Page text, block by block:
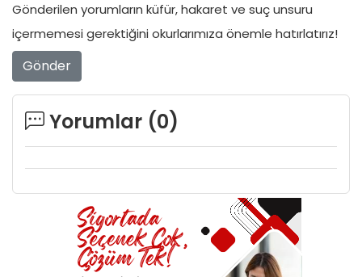
Gönderilen yorumların küfür, hakaret ve suç unsuru
içermemesi gerektiğini okurlarımıza önemle hatırlatırız!
Gönder
Yorumlar (0)